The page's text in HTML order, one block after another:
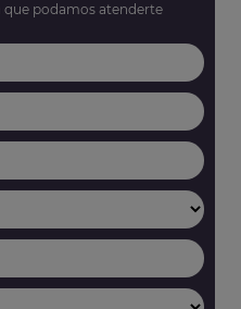
que podamos atenderte